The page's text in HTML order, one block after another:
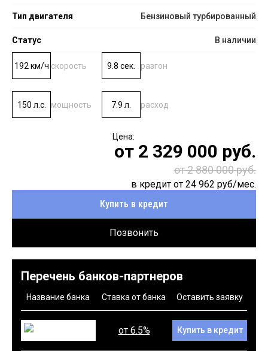
Тип двигателя Бензиновый турбированный
Статус В наличии
192 км/ч скорость 9.8 сек. разгон
150 л.с. мощность 7.9 л. расход
от 2 329 000 руб.
от 2 880 000 руб.
в кредит от 24 962 руб/мес.
Купить в кредит
Позвонить
Перечень банков-партнеров
Название банка Ставка от банка Оставить заявку
от 6.5% Купить в кредит